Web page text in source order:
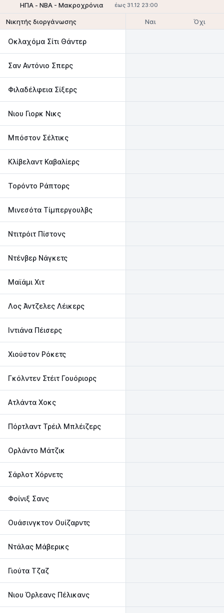
ΗΠΑ - NBA - Μακροχρόνια έως 31.12 23:00
Νικητής διοργάνωσης Ναι Όχι
Οκλαχόμα Σίτι Θάντερ
Σαν Αντόνιο Σπερς
Φιλαδέλφεια Σίξερς
Νιου Γιορκ Νικς
Μπόστον Σέλτικς
Κλίβελαντ Καβαλίερς
Τορόντο Ράπτορς
Μινεσότα Τίμπεργουλβς
Ντιτρόιτ Πίστονς
Ντένβερ Νάγκετς
Μαϊάμι Χιτ‎
Λος Άντζελες Λέικερς‎
Ιντιάνα Πέισερς‎
Χιούστον Ρόκετς
Γκόλντεν Στέιτ Γουόριορς
Ατλάντα Χοκς
Πόρτλαντ Τρέιλ Μπλέιζερς
Ορλάντο Μάτζικ
Σάρλοτ Χόρνετς
Φοίνιξ Σανς
Ουάσινγκτον Ουίζαρντς‎
Ντάλας Μάβερικς
Γιούτα Τζαζ
Νιου Όρλεανς Πέλικανς